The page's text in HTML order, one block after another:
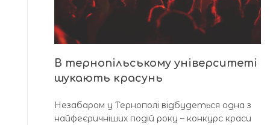
В тернопільському університеті
шукають красунь
Незабаром у Тернополі відбудеться одна з
найфеєричніших подій року – конкурс краси